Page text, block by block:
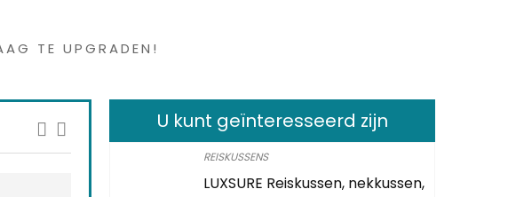
TE UPGRADEN!
U kunt geïnteresseerd zijn
REISKUSSENS
LUXSURE Reiskussen, nekkussen,